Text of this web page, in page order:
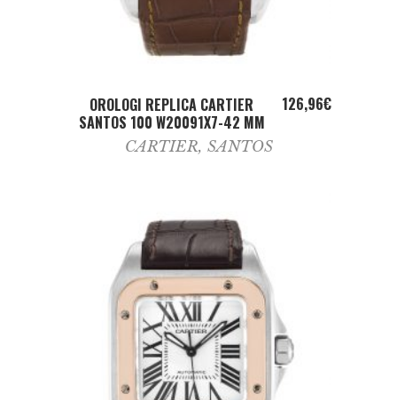
ADD TO CART
OROLOGI REPLICA CARTIER
SANTOS 100 W20091X7-42 MM
126,96€
CARTIER, SANTOS